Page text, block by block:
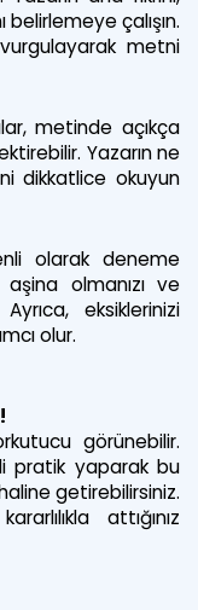
belirlemeye çalışın.
metni
metinde açıkça
Yazarın ne
dikkatlice okuyun
olarak deneme
aşina olmanızı ve
eksiklerinizi
olur.
görünebilir.
pratik yaparak bu
getirebilirsiniz.
attığınız